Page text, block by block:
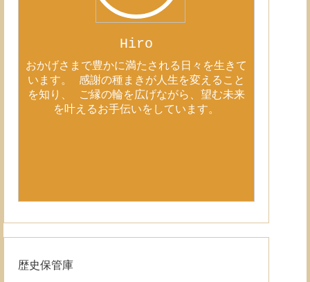
Hiro
おかげさまで豊かに満たされる日々を生きて
います。 感謝の種まきが人生を変えること
を知り、 ご縁の輪を広げながら、望む未来
を叶えるお手伝いをしています。
歴史保管庫